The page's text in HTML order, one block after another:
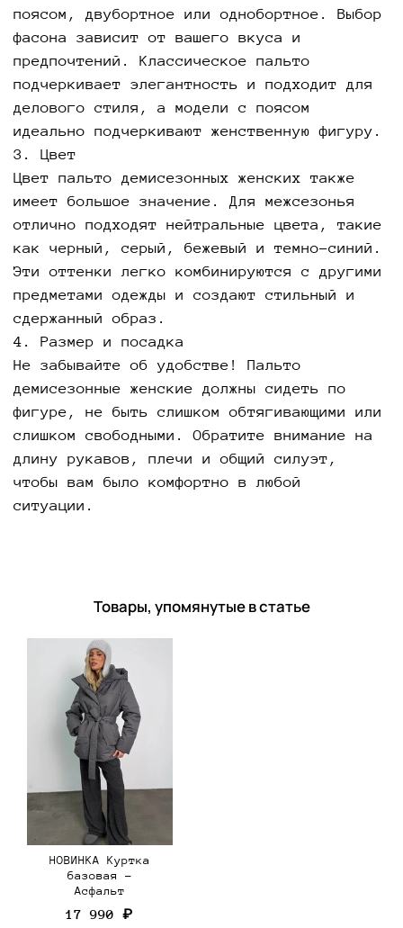
поясом, двубортное или однобортное. Выбор
фасона зависит от вашего вкуса и
предпочтений. Классическое пальто
подчеркивает элегантность и подходит для
делового стиля, а модели с поясом
идеально подчеркивают женственную фигуру.
3. Цвет
Цвет пальто демисезонных женских также
имеет большое значение. Для межсезонья
отлично подходят нейтральные цвета, такие
как черный, серый, бежевый и темно-синий.
Эти оттенки легко комбинируются с другими
предметами одежды и создают стильный и
сдержанный образ.
4. Размер и посадка
Не забывайте об удобстве! Пальто
демисезонные женские должны сидеть по
фигуре, не быть слишком обтягивающими или
слишком свободными. Обратите внимание на
длину рукавов, плечи и общий силуэт,
чтобы вам было комфортно в любой
ситуации.
Товары, упомянутые в статье
НОВИНКА Куртка
базовая -
Асфальт
17 990 ₽